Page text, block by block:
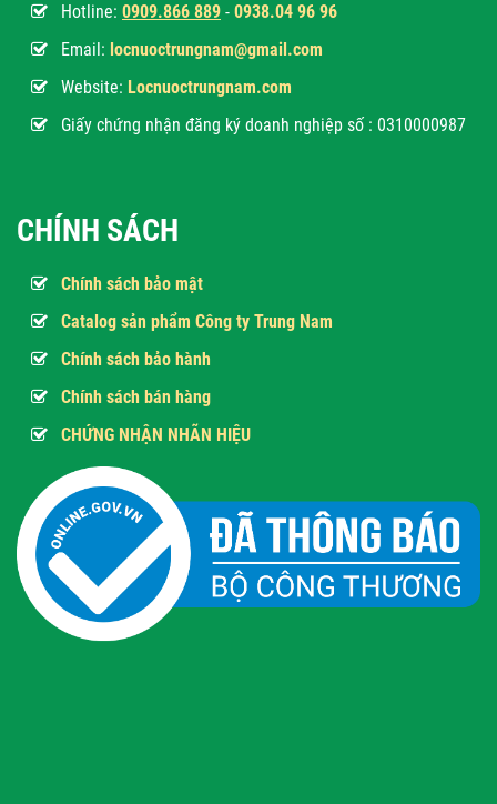
Hotline: 0909.866 889 - 0938.04 96 96
Email: locnuoctrungnam@gmail.com
Website: Locnuoctrungnam.com
Giấy chứng nhận đăng ký doanh nghiệp số : 0310000987
CHÍNH SÁCH
Chính sách bảo mật
Catalog sản phẩm Công ty Trung Nam
Chính sách bảo hành
Chính sách bán hàng
CHỨNG NHẬN NHÃN HIỆU